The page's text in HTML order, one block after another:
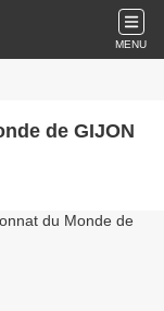
MENU
de GIJON